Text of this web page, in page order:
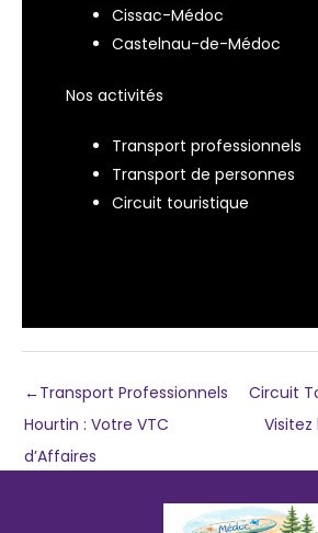
Cissac-Médoc
Castelnau-de-Médoc
Nos activités
Transport professionnels
Transport de personnes
Circuit touristique
←Transport Professionnels
Hourtin : Votre VTC
d’Affaires
Circuit
Visitez